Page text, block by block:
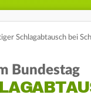
Schlagabtausch bei
Bundestag